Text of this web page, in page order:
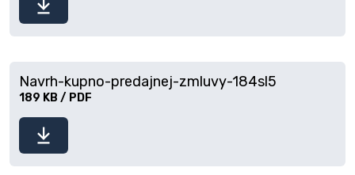
Stiahnuť
súbor
Navrh-kupno-predajnej-zmluvy-184sl5
189 KB / PDF